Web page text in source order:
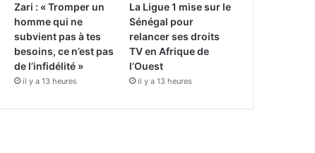
Zari : « Tromper un
homme qui ne
subvient pas à tes
besoins, ce n’est pas
de l’infidélité »
il y a 13 heures
La Ligue 1 mise sur le
Sénégal pour
relancer ses droits
TV en Afrique de
l’Ouest
il y a 13 heures